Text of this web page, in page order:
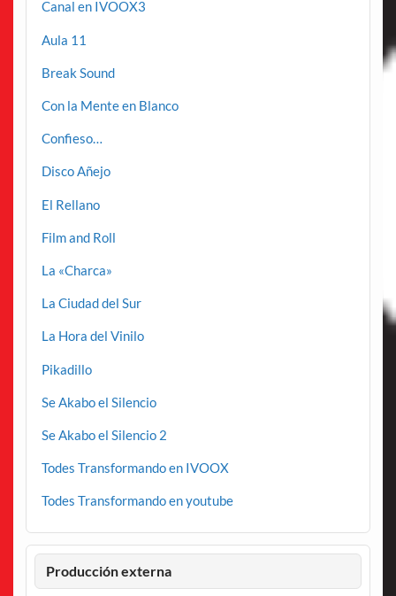
Canal en IVOOX3
Aula 11
Break Sound
Con la Mente en Blanco
Confieso…
Disco Añejo
El Rellano
Film and Roll
La «Charca»
La Ciudad del Sur
La Hora del Vinilo
Pikadillo
Se Akabo el Silencio
Se Akabo el Silencio 2
Todes Transformando en IVOOX
Todes Transformando en youtube
Producción externa